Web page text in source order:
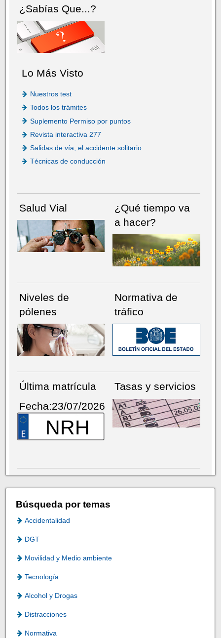
¿Sabías Que...?
Lo Más Visto
Nuestros test
Todos los trámites
Suplemento Permiso por puntos
Revista interactiva 277
Salidas de vía, el accidente solitario
Técnicas de conducción
Salud Vial
¿Qué tiempo va
a hacer?
Niveles de
pólenes
Normativa de
tráfico
Última matrícula
Fecha:23/07/2026
NRH
Tasas y servicios
Búsqueda por temas
Accidentalidad
DGT
Movilidad y Medio ambiente
Tecnología
Alcohol y Drogas
Distracciones
Normativa